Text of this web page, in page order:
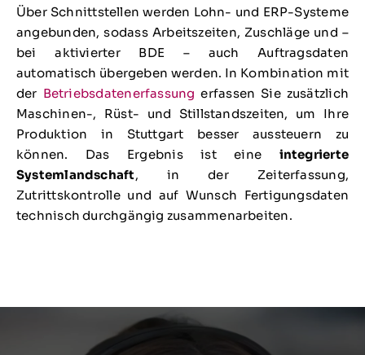
Über Schnittstellen werden Lohn- und ERP-Systeme
angebunden, sodass Arbeitszeiten, Zuschläge und –
bei aktivierter BDE – auch Auftragsdaten
automatisch übergeben werden. In Kombination mit
der Betriebsdatenerfassung erfassen Sie zusätzlich
Maschinen-, Rüst- und Stillstandszeiten, um Ihre
Produktion in Stuttgart besser aussteuern zu
können. Das Ergebnis ist eine integrierte
Systemlandschaft, in der Zeiterfassung,
Zutrittskontrolle und auf Wunsch Fertigungsdaten
technisch durchgängig zusammenarbeiten.